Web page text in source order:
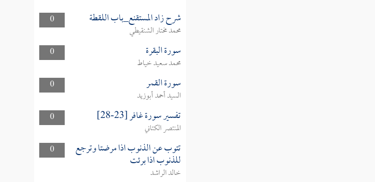
0 شرح زاد المستقنع_باب اللقطة
محمد مختار الشنقيطي
0
سورة البقرة
محمد سعيد خياط
0
سورة القمر
السيد أحمد أبوزيد
0
تفسير سورة غافر [23-28]
المنتصر الكتاني
0
تتوب عن الذنوب اذا مرضتا وترجع
للذنوب اذا برئت
خالد الراشد